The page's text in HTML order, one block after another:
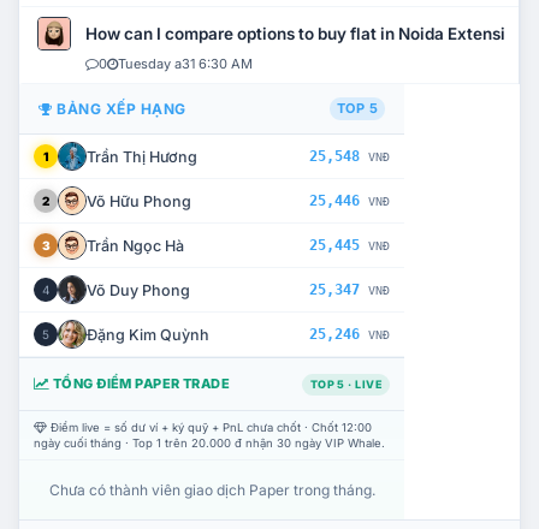
How can I compare options to buy flat in Noida Extension?
0 Tuesday a31 6:30 AM
BẢNG XẾP HẠNG TOP 5
1 Trần Thị Hương 25,548 VNĐ
2 Võ Hữu Phong 25,446 VNĐ
3 Trần Ngọc Hà 25,445 VNĐ
4 Võ Duy Phong 25,347 VNĐ
5 Đặng Kim Quỳnh 25,246 VNĐ
TỔNG ĐIỂM PAPER TRADE TOP 5 · LIVE
Điểm live = số dư ví + ký quỹ + PnL chưa chốt · Chốt 12:00
ngày cuối tháng · Top 1 trên 20.000 đ nhận 30 ngày VIP Whale.
Chưa có thành viên giao dịch Paper trong tháng.